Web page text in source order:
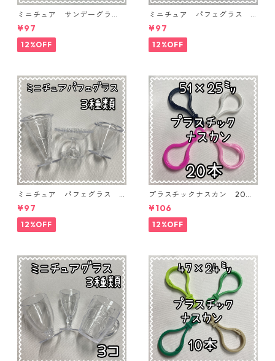
ミニチュア サンデーグラ
ス 3個入り【MNT-GLS-3P-
04】
¥97
12%OFF
ミニチュア パフェグラス 3
個入り【MNT-GLS-3P-03】
¥97
12%OFF
ミニチュア パフェグラス 3
個入り【MNT-GLS-3P-02】
¥97
12%OFF
プラスチックナスカン 20本
入り【PK-20】
¥106
12%OFF